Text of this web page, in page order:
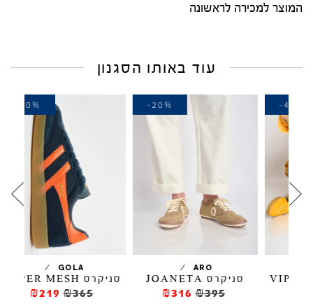
המוצר למכירה לראשונה
עוד באותו הסגנון
/
סניקרס JOANETA
₪395
₪316
-20%
GOLA
/
סניקרס VIPER MESH
₪365
₪219
-40%